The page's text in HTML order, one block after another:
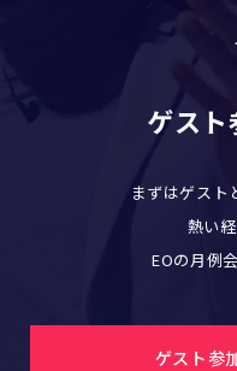
ゲス
まずはゲスト
熱い
EOの月例
ゲスト参